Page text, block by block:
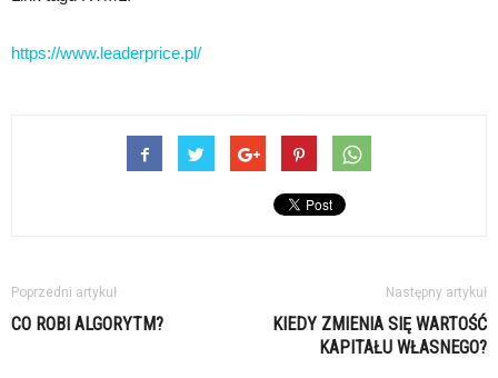
https://www.leaderprice.pl/
Poprzedni artykuł
CO ROBI ALGORYTM?
Następny artykuł
KIEDY ZMIENIA SIĘ WARTOŚĆ
KAPITAŁU WŁASNEGO?